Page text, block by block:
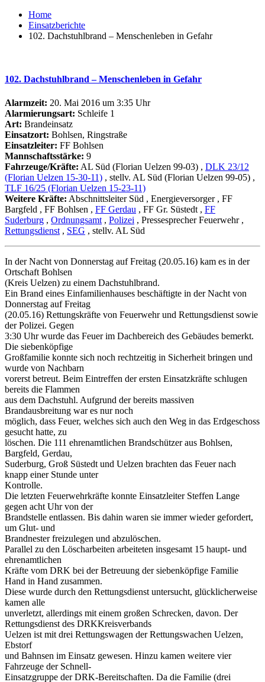
Home
Einsatzberichte
102. Dachstuhlbrand – Menschenleben in Gefahr
102. Dachstuhlbrand – Menschenleben in Gefahr
Alarmzeit: 20. Mai 2016 um 3:35 Uhr
Alarmierungsart: Schleife 1
Art: Brandeinsatz
Einsatzort: Bohlsen, Ringstraße
Einsatzleiter: FF Bohlsen
Mannschaftsstärke: 9
Fahrzeuge/Kräfte: AL Süd (Florian Uelzen 99-03) , DLK 23/12
(Florian Uelzen 15-30-11) , stellv. AL Süd (Florian Uelzen 99-05) ,
TLF 16/25 (Florian Uelzen 15-23-11)
Weitere Kräfte: Abschnittsleiter Süd , Energieversorger , FF
Bargfeld , FF Bohlsen , FF Gerdau , FF Gr. Süstedt , FF
Suderburg , Ordnungsamt , Polizei , Pressesprecher Feuerwehr ,
Rettungsdienst , SEG , stellv. AL Süd
In der Nacht von Donnerstag auf Freitag (20.05.16) kam es in der
Ortschaft Bohlsen
(Kreis Uelzen) zu einem Dachstuhlbrand.
Ein Brand eines Einfamilienhauses beschäftigte in der Nacht von
Donnerstag auf Freitag
(20.05.16) Rettungskräfte von Feuerwehr und Rettungsdienst sowie
der Polizei. Gegen
3:30 Uhr wurde das Feuer im Dachbereich des Gebäudes bemerkt.
Die siebenköpfige
Großfamilie konnte sich noch rechtzeitig in Sicherheit bringen und
wurde von Nachbarn
vorerst betreut. Beim Eintreffen der ersten Einsatzkräfte schlugen
bereits die Flammen
aus dem Dachstuhl. Aufgrund der bereits massiven
Brandausbreitung war es nur noch
möglich, dass Feuer, welches sich auch den Weg in das Erdgeschoss
gesucht hatte, zu
löschen. Die 111 ehrenamtlichen Brandschützer aus Bohlsen,
Bargfeld, Gerdau,
Suderburg, Groß Süstedt und Uelzen brachten das Feuer nach
knapp einer Stunde unter
Kontrolle.
Die letzten Feuerwehrkräfte konnte Einsatzleiter Steffen Lange
gegen acht Uhr von der
Brandstelle entlassen. Bis dahin waren sie immer wieder gefordert,
um Glut- und
Brandnester freizulegen und abzulöschen.
Parallel zu den Löscharbeiten arbeiteten insgesamt 15 haupt- und
ehrenamtlichen
Kräfte vom DRK bei der Betreuung der siebenköpfige Familie
Hand in Hand zusammen.
Diese wurde durch den Rettungsdienst untersucht, glücklicherweise
kamen alle
unverletzt, allerdings mit einem großen Schrecken, davon. Der
Rettungsdienst des DRKKreisverbands
Uelzen ist mit drei Rettungswagen der Rettungswachen Uelzen,
Ebstorf
und Bahnsen im Einsatz gewesen. Hinzu kamen weitere vier
Fahrzeuge der Schnell-
Einsatzgruppe der DRK-Bereitschaften. Da die Familie (drei